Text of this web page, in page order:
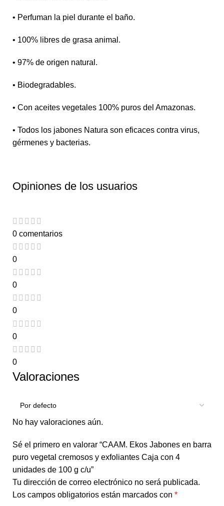
• Perfuman la piel durante el baño.
• 100% libres de grasa animal.
• 97% de origen natural.
• Biodegradables.
• Con aceites vegetales 100% puros del Amazonas.
• Todos los jabones Natura son eficaces contra virus,
gérmenes y bacterias.
Opiniones de los usuarios
0 comentarios
0
0
0
0
0
Valoraciones
No hay valoraciones aún.
Sé el primero en valorar “CAAM. Ekos Jabones en barra
puro vegetal cremosos y exfoliantes Caja con 4
unidades de 100 g c/u”
Tu dirección de correo electrónico no será publicada.
Los campos obligatorios están marcados con *